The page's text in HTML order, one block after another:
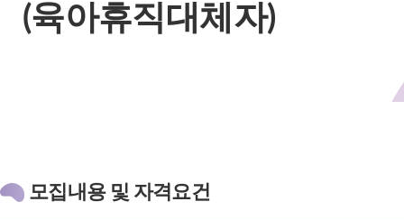
(육아휴직대체자)
모집내용 및 자격요건